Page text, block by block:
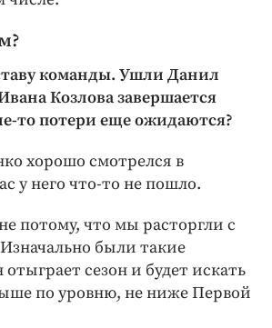
команды. Ушли Данил
Козлова завершается
то потери еще ожидаются?
хорошо смотрелся в
у него что-то не пошло.
потому, что мы расторгли с
были такие
отыграет сезон и будет искать
по уровню, не ниже Первой